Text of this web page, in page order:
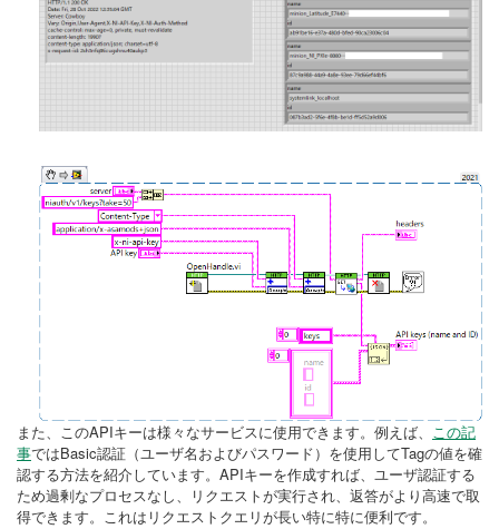
また、このAPIキーは様々なサービスに使用できます。例えば、 この記
事ではBasic認証（ユーザ名およびパスワード）を使用してTagの値を確
認する方法を紹介しています。APIキーを作成すれば、ユーザ認証する
ため過剰なプロセスなし、リクエストが実行され、返答がより高速で取
得できます。これはリクエストクエリが長い特に特に便利です。